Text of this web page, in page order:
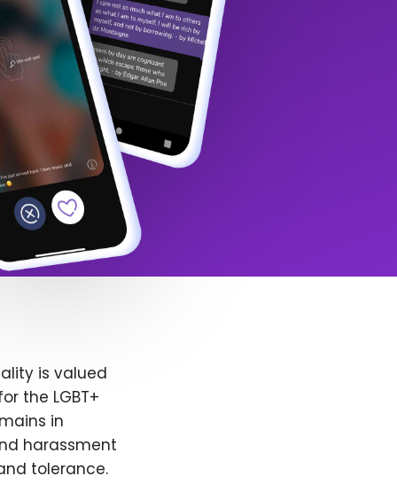
is valued
the LGBT+
in
harassment
tolerance.